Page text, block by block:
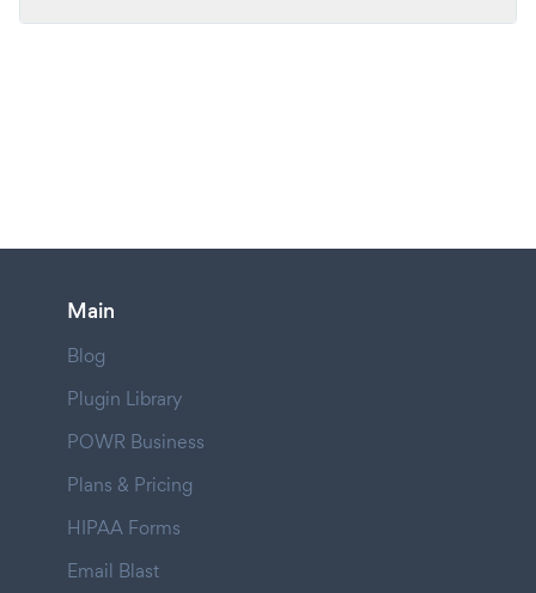
Main
Blog
Plugin Library
POWR Business
Plans & Pricing
HIPAA Forms
Email Blast